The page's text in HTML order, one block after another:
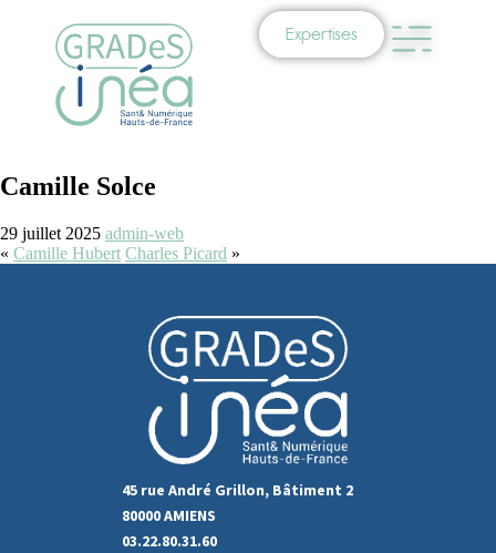
Expertises
Camille Solce
29 juillet 2025 admin-web
« Camille Hubert Charles Picard »
45 rue André Grillon, Bâtiment 2
80000 AMIENS
03.22.80.31.60